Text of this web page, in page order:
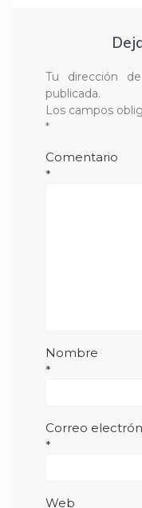
Tu dirección
publicada.
Los campos
*
Comentario
*
Nombre
*
Correo
*
Web